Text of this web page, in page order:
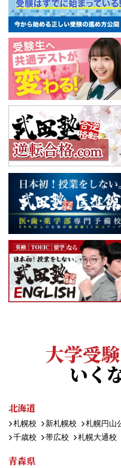
大学受
いく
北海道
札幌校 新札幌校 札幌円山
千歳校
帯広校 札幌大通校
青森県